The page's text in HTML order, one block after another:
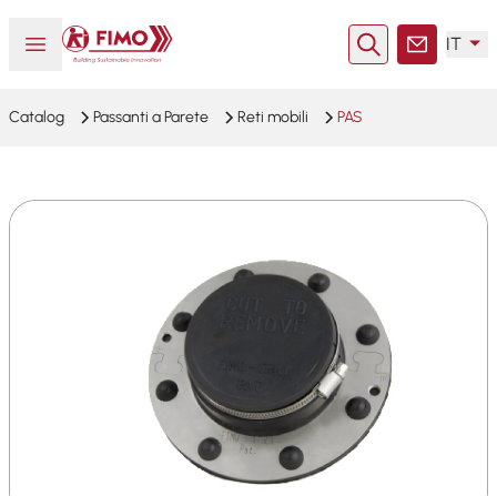
Aprire o chiudere il menu
Torna alla pagina iniziale
RicercaContatto
IT
Catalog Passanti a Parete Reti mobili PAS